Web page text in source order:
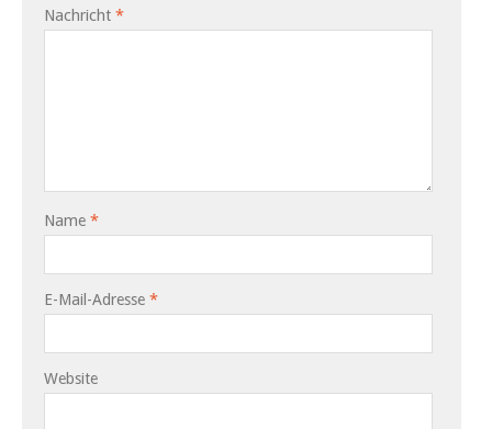
Nachricht *
Name *
E-Mail-Adresse *
Website